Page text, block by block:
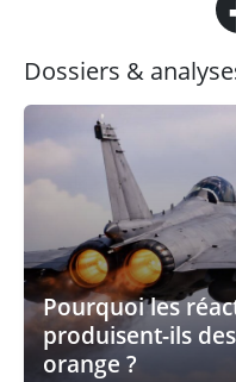
Dossiers &
Pourquoi les
produisent-ils
orange ?